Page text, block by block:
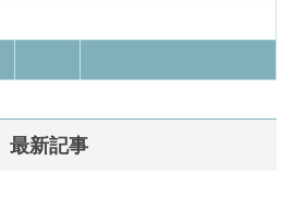
最新記事